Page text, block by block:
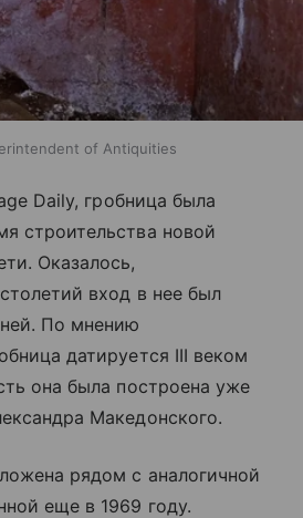
of Antiquities
Daily, гробница была
строительства новой
Оказалось,
вход в нее был
По мнению
датируется III веком
она была построена уже
Македонского.
рядом с аналогичной
еще в 1969 году.